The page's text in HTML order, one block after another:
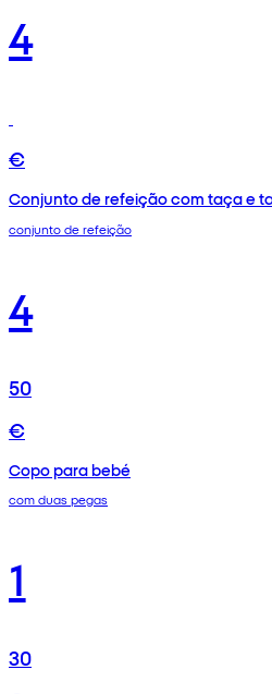
4
€
Conjunto de refeição com taça e
conjunto de refeição
4
50
€
Copo para bebé
com duas pegas
1
30